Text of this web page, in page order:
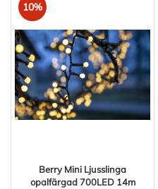
10%
Berry Mini Ljusslinga
opalfärgad 700LED 14m